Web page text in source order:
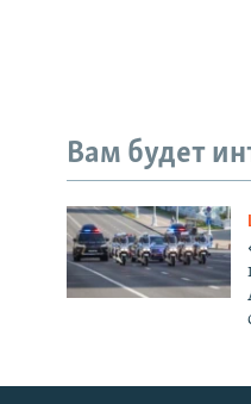
Вам будет